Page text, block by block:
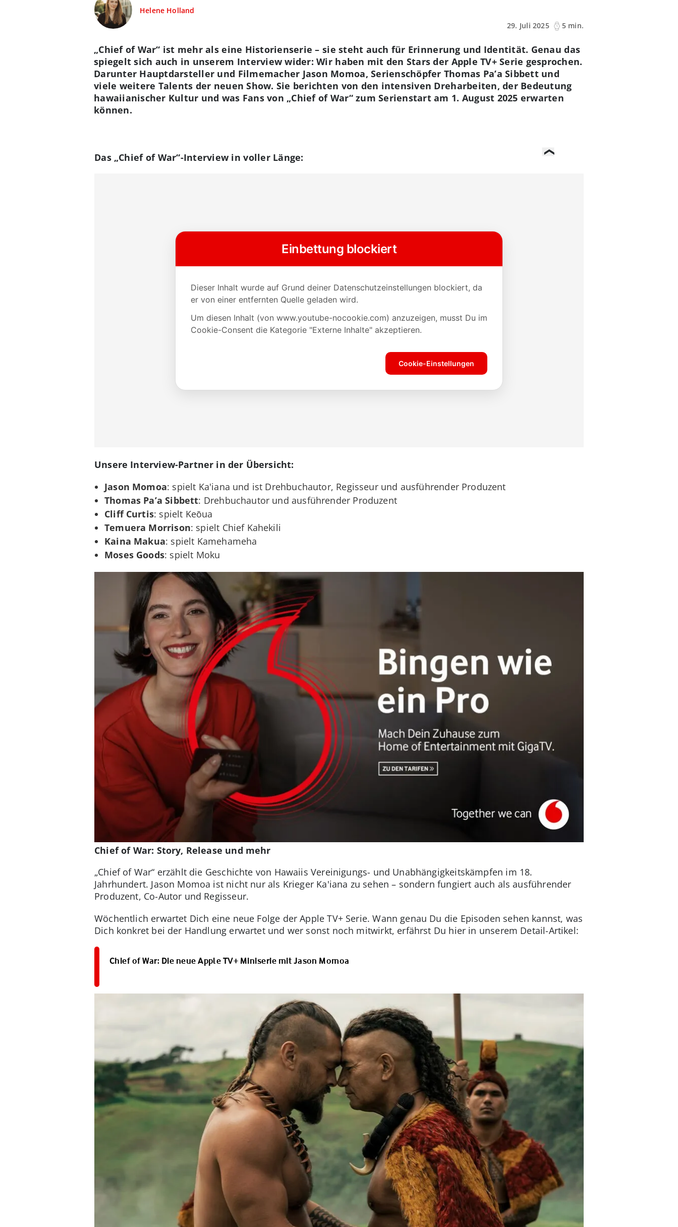
Helene Holland
29. Juli 2025
5 min.
„Chief of War“ ist mehr als eine Historienserie – sie steht auch für Erinnerung und Identität. Genau das
spiegelt sich auch in unserem Interview wider: Wir haben mit den Stars der Apple TV+ Serie gesprochen.
Darunter Hauptdarsteller und Filmemacher Jason Momoa, Serienschöpfer Thomas Pa’a Sibbett und
viele weitere Talents der neuen Show. Sie berichten von den intensiven Dreharbeiten, der Bedeutung
hawaiianischer Kultur und was Fans von „Chief of War“ zum Serienstart am 1. August 2025 erwarten
können.
Das „Chief of War“-Interview in voller Länge:
Unsere Interview-Partner in der Übersicht:
Jason Momoa: spielt Ka'iana und ist Drehbuchautor, Regisseur und ausführender Produzent
Thomas Pa’a Sibbett: Drehbuchautor und ausführender Produzent
Cliff Curtis: spielt Keōua
Temuera Morrison: spielt Chief Kahekili
Kaina Makua: spielt Kamehameha
Moses Goods: spielt Moku
Chief of War: Story, Release und mehr
„Chief of War“ erzählt die Geschichte von Hawaiis Vereinigungs- und Unabhängigkeitskämpfen im 18.
Jahrhundert. Jason Momoa ist nicht nur als Krieger Ka'iana zu sehen – sondern fungiert auch als ausführender
Produzent, Co-Autor und Regisseur.
Wöchentlich erwartet Dich eine neue Folge der Apple TV+ Serie. Wann genau Du die Episoden sehen kannst, was
Dich konkret bei der Handlung erwartet und wer sonst noch mitwirkt, erfährst Du hier in unserem Detail-Artikel:
Chief of War: Die neue Apple TV+ Miniserie mit Jason Momoa